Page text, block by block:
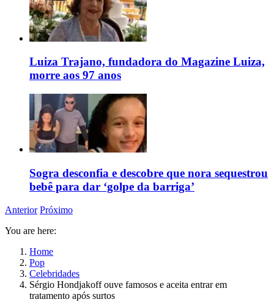
Luiza Trajano, fundadora do Magazine Luiza,
morre aos 97 anos
Sogra desconfia e descobre que nora sequestrou
bebê para dar ‘golpe da barriga’
Anterior Próximo
You are here:
Home
Pop
Celebridades
Sérgio Hondjakoff ouve famosos e aceita entrar em
tratamento após surtos